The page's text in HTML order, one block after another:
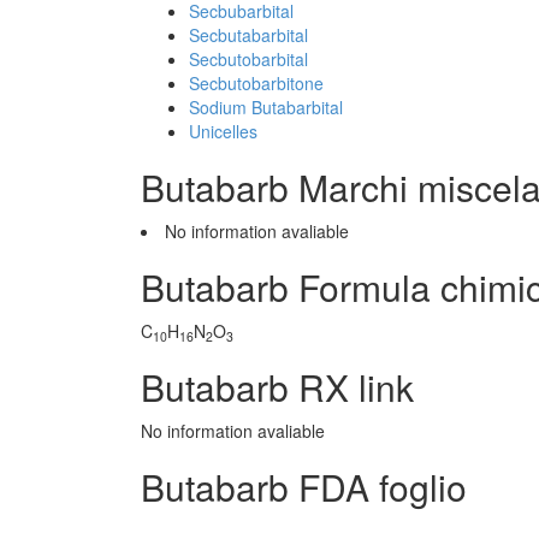
Secbubarbital
Secbutabarbital
Secbutobarbital
Secbutobarbitone
Sodium Butabarbital
Unicelles
Butabarb Marchi
No information avaliable
Butabarb Formula
C10H16N2O3
Butabarb RX link
No information avaliable
Butabarb FDA foglio